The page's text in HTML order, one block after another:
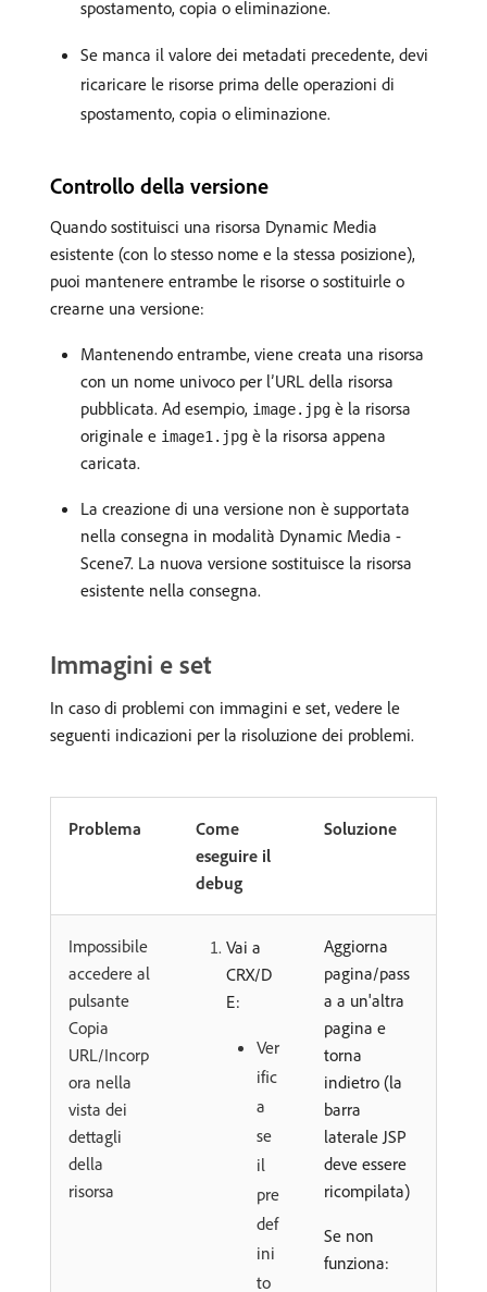
spostamento, copia o eliminazione.
Se manca il valore dei metadati precedente, devi
ricaricare le risorse prima delle operazioni di
spostamento, copia o eliminazione.
Controllo della versione
Quando sostituisci una risorsa Dynamic Media
esistente (con lo stesso nome e la stessa posizione),
puoi mantenere entrambe le risorse o sostituirle o
crearne una versione:
Mantenendo entrambe, viene creata una risorsa
con un nome univoco per l’URL della risorsa
pubblicata. Ad esempio, image.jpg è la risorsa
originale e image1.jpg è la risorsa appena
caricata.
La creazione di una versione non è supportata
nella consegna in modalità Dynamic Media -
Scene7. La nuova versione sostituisce la risorsa
esistente nella consegna.
Immagini e set
In caso di problemi con immagini e set, vedere le
seguenti indicazioni per la risoluzione dei problemi.
Problema
Come
eseguire il
debug
Soluzione
Impossibile
accedere al
pulsante
Copia
URL/Incorp
ora nella
vista dei
dettagli
della
risorsa
Vai a
CRX/D
E:
Ver
ific
a
se
il
pre
def
ini
to
Aggiorna
pagina/pass
a a un'altra
pagina e
torna
indietro (la
barra
laterale JSP
deve essere
ricompilata)
Se non
funziona: